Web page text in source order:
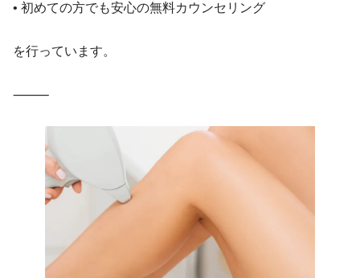
• 初めての方でも安心の無料カウンセリング
を行っています。
⸻